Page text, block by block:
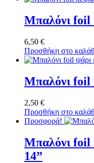
Μπαλόνι foil
6,50 €
Προσθήκη στο
Μπαλόνι foil
2,50 €
Προσθήκη στο
Προσφορά!
Μπαλόνι foil
14”